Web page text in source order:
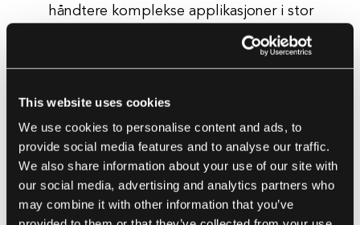
This website uses cookies
We use cookies to personalise content and ads, to
provide social media features and to analyse our traffic.
We also share information about your use of our site with
our social media, advertising and analytics partners who
may combine it with other information that you’ve
håndtere komplekse applikasjoner i stor
skala. Ved å automatisere distribusjonen og
skaleringen av applikasjoner kan team
programvareleveransen sin.
Git:Git er et versjonskontrollsystem som lar
team samarbeide om kode og spore
endringer over tid. Ved å bruke Git kan team
automatisere prosessen med å håndtere
kodeendringer, noe som gjør at utviklere kan